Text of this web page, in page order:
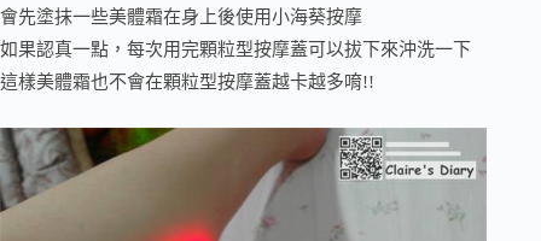
會先塗抹一些美體霜在身上後使用小海葵按摩
如果認真一點，每次用完顆粒型按摩蓋可以拔下來沖洗一下
這樣美體霜也不會在顆粒型按摩蓋越卡越多唷!!